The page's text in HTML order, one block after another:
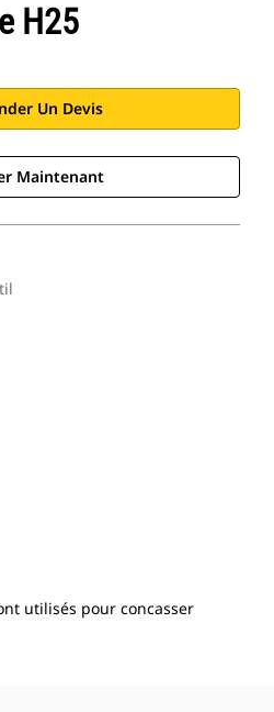
H25
Un Devis
Maintenant
utilisés pour concasser